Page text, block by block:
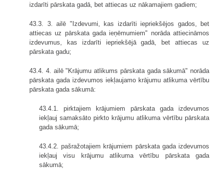
izdarīti pārskata gadā, bet attiecas uz nākamajiem gadiem;
43.3. 3. ailē "Izdevumi, kas izdarīti iepriekšējos gados, bet
attiecas uz pārskata gada ieņēmumiem" norāda attiecināmos
izdevumus, kas izdarīti iepriekšējā gadā, bet attiecas uz
pārskata gadu;
43.4. 4. ailē "Krājumu atlikums pārskata gada sākumā" norāda
pārskata gada izdevumos iekļaujamo krājumu atlikuma vērtību
pārskata gada sākumā:
43.4.1. pirktajiem krājumiem pārskata gada izdevumos
iekļauj samaksāto pirkto krājumu atlikuma vērtību pārskata
gada sākumā;
43.4.2. pašražotajiem krājumiem pārskata gada izdevumos
iekļauj visu krājumu atlikuma vērtību pārskata gada
sākumā;